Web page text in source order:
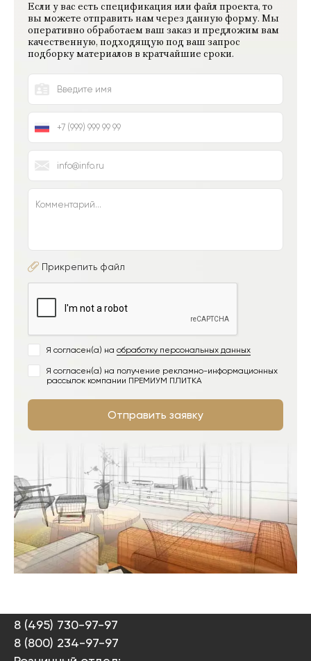
Если у вас есть спецификация или файл проекта, то
вы можете отправить нам через данную форму. Мы
оперативно обработаем ваш заказ и предложим вам
качественную, подходящую под ваш запрос
подборку материалов в кратчайшие сроки.
Прикрепить файл
Я согласен(а) на обработку персональных данных
Я согласен(а) на получение рекламно-информационных
рассылок компании ПРЕМИУМ ПЛИТКА
Отправить заявку
8 (495) 730-97-97
8 (800) 234-97-97